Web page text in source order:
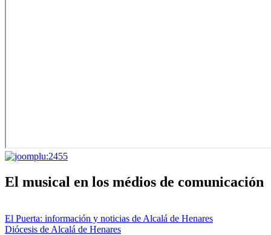
El musical en los médios de comunicación
El Puerta: información y noticias de Alcalá de Henares
Diócesis de Alcalá de Henares